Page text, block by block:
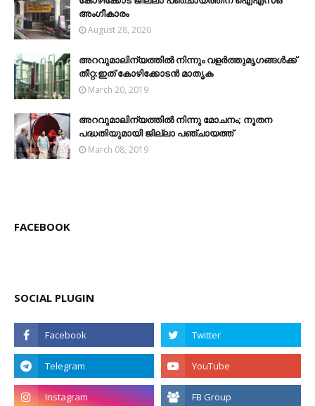
അംഗീകാരം
August 28, 2020
അറവുമാലിന്യത്തില്‍ നിന്നും വളര്‍ത്തുമൃഗങ്ങള്‍ക്ക്
തീറ്റ;ഇത് കോഴിക്കോടൻ മാതൃക
March 20, 2019
അറവുമാലിന്യത്തില്‍ നിന്നു‌ മോചനം; നൂതന
പദ്ധതിയുമാ​​യി ജില്ലാ പഞ്ചായ​​ത്ത്
March 08, 2019
FACEBOOK
SOCIAL PLUGIN